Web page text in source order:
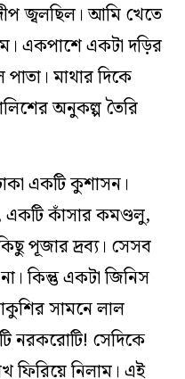
জ্বলছিল। আমি খেতে
একপাশে একটা দড়ির
মাথার দিকে
অনুকল্প তৈরি
একটি কুশাসন।
কাঁসার কমণ্ডলু,
পূজার দ্রব্য। সেসব
কিন্তু একটা জিনিস
সামনে লাল
নরকরোটি! সেদিকে
ফিরিয়ে নিলাম। এই